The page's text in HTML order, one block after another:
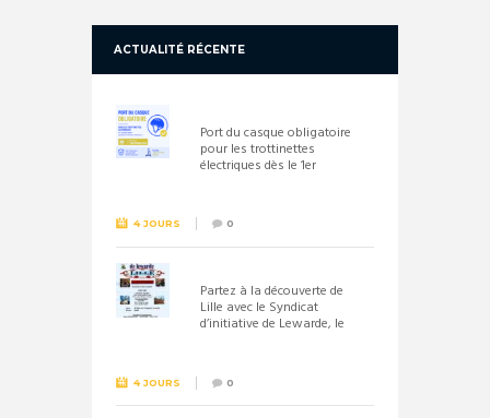
ACTUALITÉ RÉCENTE
Port du casque obligatoire
pour les trottinettes
électriques dès le 1er
4 JOURS 0
Partez à la découverte de
Lille avec le Syndicat
d’initiative de Lewarde, le
4 JOURS 0